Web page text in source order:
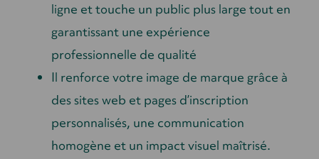
ligne et touche un public plus large tout en
garantissant une expérience
professionnelle de qualité
Il renforce votre image de marque grâce à
des sites web et pages d’inscription
personnalisés, une communication
homogène et un impact visuel maîtrisé.